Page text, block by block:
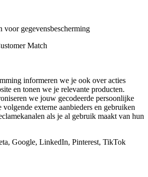
gegevensbescherming
Match
informeren we je ook over acties
en tonen we je relevante producten.
we jouw gecodeerde persoonlijke
volgende externe aanbieders en gebruiken
als je al gebruik maakt van hun
Google, LinkedIn, Pinterest, TikTok